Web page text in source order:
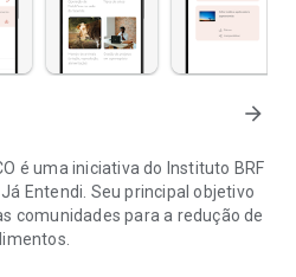
arrow_forward
é uma iniciativa do Instituto BRF
Entendi. Seu principal objetivo
comunidades para a redução de